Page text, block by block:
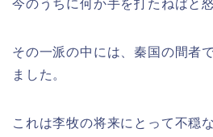
今のうちに何か手を打たねばと
その一派の中には、秦国の間者
ました。
これは李牧の将来にとって不穏